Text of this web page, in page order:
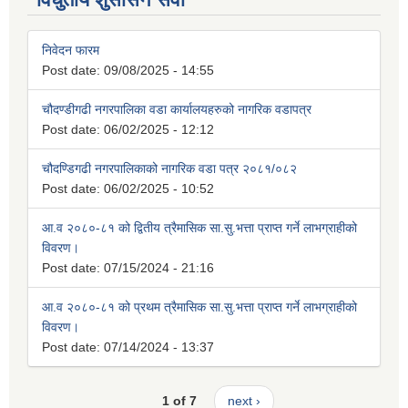
निवेदन फारम
Post date: 09/08/2025 - 14:55
चौदण्डीगढी नगरपालिका वडा कार्यालयहरुको नागरिक वडापत्र
Post date: 06/02/2025 - 12:12
चौदण्डिगढी नगरपालिकाको नागरिक वडा पत्र २०८१/०८२
Post date: 06/02/2025 - 10:52
आ.व २०८०-८१ को द्वितीय त्रैमासिक सा.सु.भत्ता प्राप्त गर्ने लाभग्राहीको
विवरण।
Post date: 07/15/2024 - 21:16
आ.व २०८०-८१ को प्रथम त्रैमासिक सा.सु.भत्ता प्राप्त गर्ने लाभग्राहीको
विवरण।
Post date: 07/14/2024 - 13:37
1 of 7 next ›